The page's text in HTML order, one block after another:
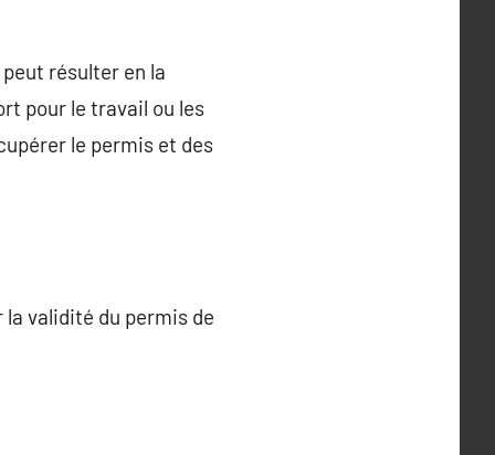
résulter en la
pour le travail ou les
le permis et des
validité du permis de